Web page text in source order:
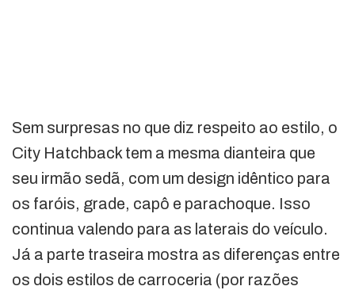
Sem surpresas no que diz respeito ao estilo, o
City Hatchback tem a mesma dianteira que
seu irmão sedã, com um design idêntico para
os faróis, grade, capô e parachoque. Isso
continua valendo para as laterais do veículo.
Já a parte traseira mostra as diferenças entre
os dois estilos de carroceria (por razões